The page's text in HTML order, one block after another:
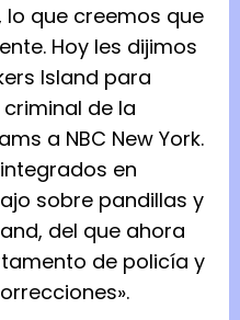
lo que creemos que
Hoy les dijimos
Island para
de la
a NBC New York.
en
sobre pandillas y
del que ahora
de policía y